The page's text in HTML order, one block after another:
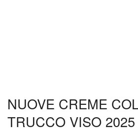
NUOVE CREME
TRUCCO VISO 2025